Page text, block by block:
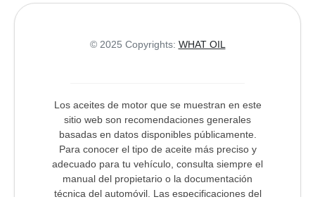
© 2025 Copyrights: WHAT OIL
Los aceites de motor que se muestran en este
sitio web son recomendaciones generales
basadas en datos disponibles públicamente.
Para conocer el tipo de aceite más preciso y
adecuado para tu vehículo, consulta siempre el
manual del propietario o la documentación
técnica del automóvil. Las especificaciones del